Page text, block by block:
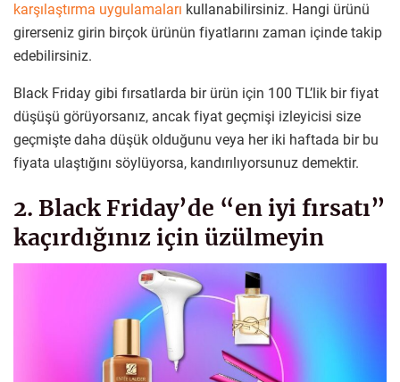
karşılaştırma uygulamaları kullanabilirsiniz. Hangi ürünü
girerseniz girin birçok ürünün fiyatlarını zaman içinde takip
edebilirsiniz.
Black Friday gibi fırsatlarda bir ürün için 100 TL’lik bir fiyat
düşüşü görüyorsanız, ancak fiyat geçmişi izleyicisi size
geçmişte daha düşük olduğunu veya her iki haftada bir bu
fiyata ulaştığını söylüyorsa, kandırılıyorsunuz demektir.
2. Black Friday’de “en iyi fırsatı”
kaçırdığınız için üzülmeyin